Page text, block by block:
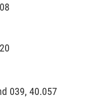
039, 40.057